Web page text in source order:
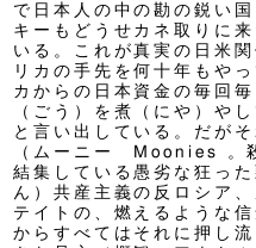
で日本人の中の勘の鋭い
キーもどうせカネ取りに
いる。これが真実の日米
リカの手先を何十年もや
カからの日本資金の毎回
（ごう）を煮（にや）や
と言い出している。だが
（ムーニー Moonies 。
結集している愚劣な狂っ
ん）共産主義の反ロシア
テイトの、燃えるような
からすべてはそれに押し